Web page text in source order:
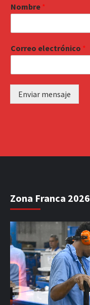
Nombre *
Correo electrónico *
Enviar mensaje
Zona Franca 2026
Reproductor
de
vídeo